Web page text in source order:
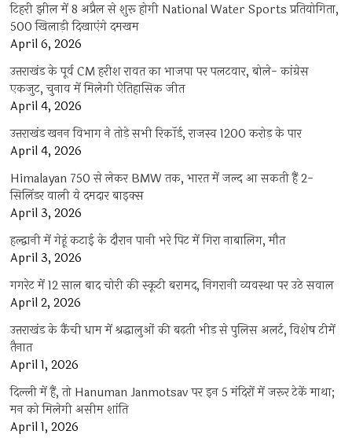
टिहरी झील में 8 अप्रैल से शुरू होगी National Water Sports प्रतियोगिता,
500 खिलाड़ी दिखाएंगे दमखम
April 6, 2026
उत्तराखंड के पूर्व CM हरीश रावत का भाजपा पर पलटवार, बोले- कांग्रेस
एकजुट, चुनाव में मिलेगी ऐतिहासिक जीत
April 4, 2026
उत्तराखंड खनन विभाग ने तोड़े सभी रिकॉर्ड, राजस्व 1200 करोड़ के पार
April 4, 2026
Himalayan 750 से लेकर BMW तक, भारत में जल्द आ सकती हैं 2-
सिलिंडर वाली ये दमदार बाइक्स
April 3, 2026
हल्द्वानी में गेहूं कटाई के दौरान पानी भरे पिट में गिरा नाबालिग, मौत
April 3, 2026
गगरेट में 12 साल बाद चोरी की स्कूटी बरामद, निगरानी व्यवस्था पर उठे सवाल
April 2, 2026
उत्तराखंड के कैंची धाम में श्रद्धालुओं की बढ़ती भीड़ से पुलिस अलर्ट, विशेष टीमें
तैनात
April 1, 2026
दिल्ली में हैं, तो Hanuman Janmotsav पर इन 5 मंदिरों में जरूर टेकें माथा;
मन को मिलेगी असीम शांति
April 1, 2026